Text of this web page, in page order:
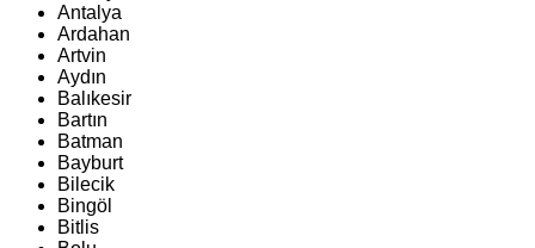
Antalya
Ardahan
Artvin
Aydın
Balıkesir
Bartın
Batman
Bayburt
Bilecik
Bingöl
Bitlis